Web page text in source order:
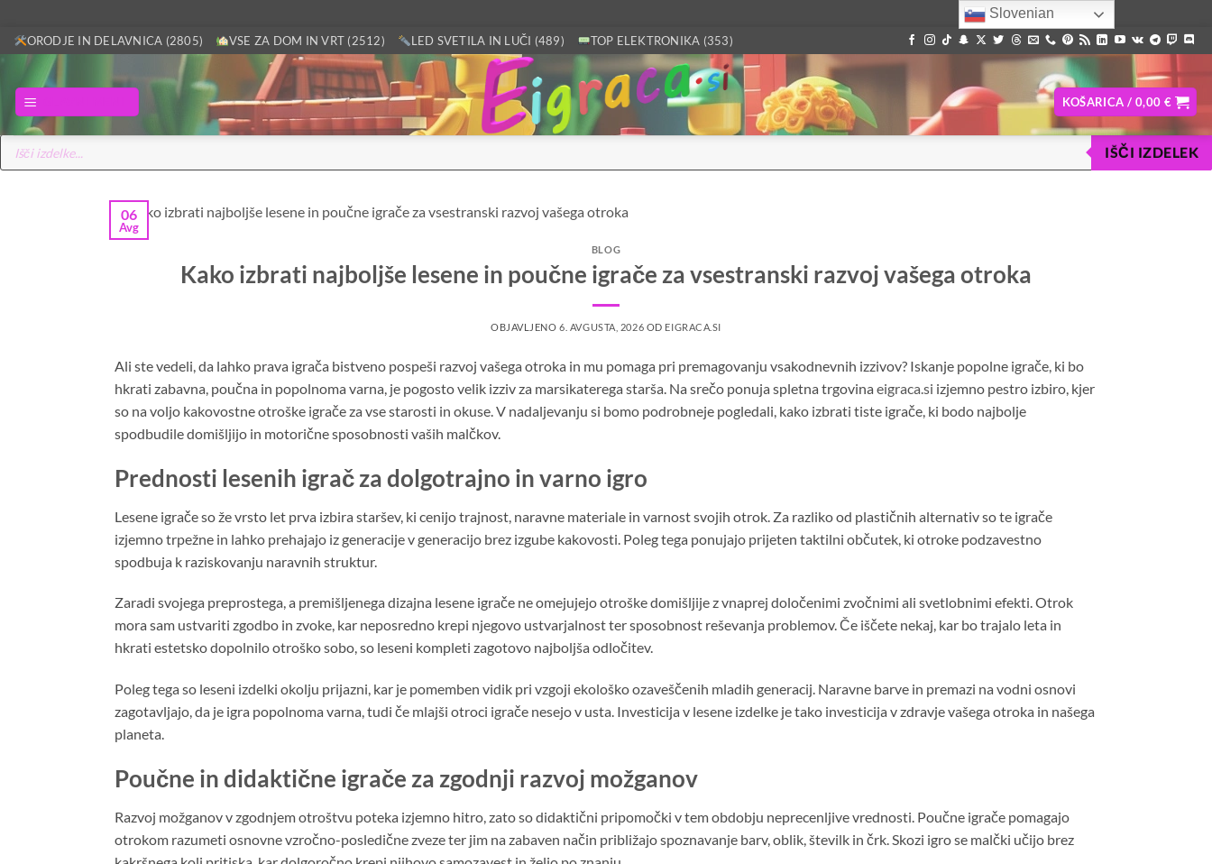
Skoči
na
vsebino
ORODJE IN DELAVNICA (2805) VSE ZA DOM IN VRT (2512) LED SVETILA IN LUČI (489) TOP ELEKTRONIKA (353)
KOŠARICA / 0,00 €
Products
search
IŠČI IZDELEK
06
Avg
BLOG
Kako izbrati najboljše lesene in poučne igrače za vsestranski razvoj vašega otroka
OBJAVLJENO6. AVGUSTA, 2026 OD EIGRACA.SI
Ali ste vedeli, da lahko prava igrača bistveno pospeši razvoj vašega otroka in mu pomaga pri premagovanju vsakodnevnih izzivov? Iskanje popolne igrače, ki bo
hkrati zabavna, poučna in popolnoma varna, je pogosto velik izziv za marsikaterega starša. Na srečo ponuja spletna trgovina eigraca.si izjemno pestro izbiro, kjer
so na voljo kakovostne otroške igrače za vse starosti in okuse. V nadaljevanju si bomo podrobneje pogledali, kako izbrati tiste igrače, ki bodo najbolje
spodbudile domišljijo in motorične sposobnosti vaših malčkov.
Prednosti lesenih igrač za dolgotrajno in varno igro
Lesene igrače so že vrsto let prva izbira staršev, ki cenijo trajnost, naravne materiale in varnost svojih otrok. Za razliko od plastičnih alternativ so te igrače
izjemno trpežne in lahko prehajajo iz generacije v generacijo brez izgube kakovosti. Poleg tega ponujajo prijeten taktilni občutek, ki otroke podzavestno
spodbuja k raziskovanju naravnih struktur.
Zaradi svojega preprostega, a premišljenega dizajna lesene igrače ne omejujejo otroške domišljije z vnaprej določenimi zvočnimi ali svetlobnimi efekti. Otrok
mora sam ustvariti zgodbo in zvoke, kar neposredno krepi njegovo ustvarjalnost ter sposobnost reševanja problemov. Če iščete nekaj, kar bo trajalo leta in
hkrati estetsko dopolnilo otroško sobo, so leseni kompleti zagotovo najboljša odločitev.
Poleg tega so leseni izdelki okolju prijazni, kar je pomemben vidik pri vzgoji ekološko ozaveščenih mladih generacij. Naravne barve in premazi na vodni osnovi
zagotavljajo, da je igra popolnoma varna, tudi če mlajši otroci igrače nesejo v usta. Investicija v lesene izdelke je tako investicija v zdravje vašega otroka in našega
planeta.
Poučne in didaktične igrače za zgodnji razvoj možganov
Razvoj možganov v zgodnjem otroštvu poteka izjemno hitro, zato so didaktični pripomočki v tem obdobju neprecenljive vrednosti. Poučne igrače pomagajo
otrokom razumeti osnovne vzročno-posledične zveze ter jim na zabaven način približajo spoznavanje barv, oblik, številk in črk. Skozi igro se malčki učijo brez
Slovenian